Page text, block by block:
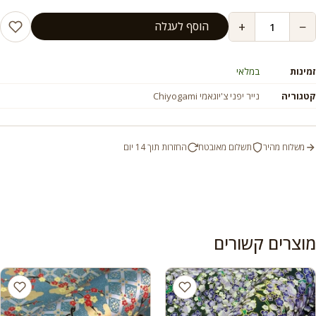
−
+ הוסף לעגלה
זמינות
במלאי
קטגוריה
נייר יפני צ'יוגאמי Chiyogami
משלוח מהיר תשלום מאובטח החזרות תוך 14 יום
מוצרים קשורים